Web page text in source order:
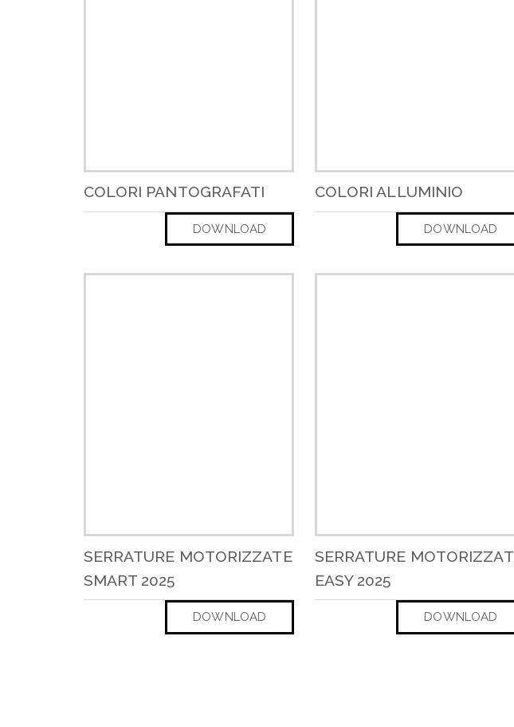
COLORI PANTOGRAFATI
DOWNLOAD
COLORI ALLUMINIO
DOWNLOAD
SERRATURE MOTORIZZATE
SMART 2025
DOWNLOAD
SERRATURE
EASY 2025
DOWNLOAD